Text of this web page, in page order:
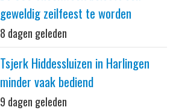
geweldig zeilfeest te worden
8 dagen geleden
Tsjerk Hiddessluizen in Harlingen
minder vaak bediend
9 dagen geleden